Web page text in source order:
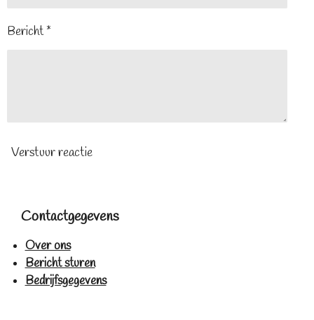
Bericht *
Verstuur reactie
Contactgegevens
Over ons
Bericht sturen
Bedrijfsgegevens